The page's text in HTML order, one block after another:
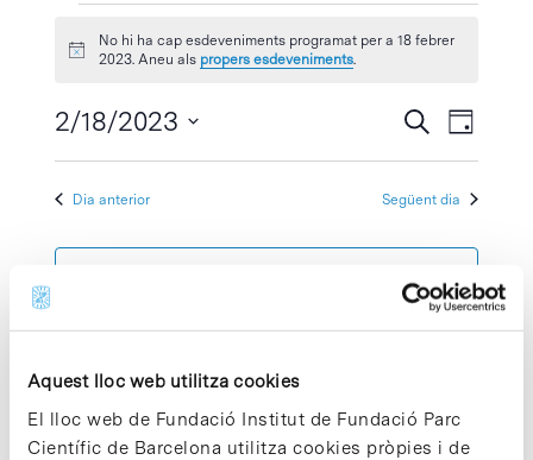
Aquest lloc web utilitza cookies
El lloc web de Fundació Institut de Fundació Parc
Científic de Barcelona utilitza cookies pròpies i de
Esdeveniments
del
18
febrer
2023
Avís
No hi ha cap esdeveniments programat per a 18 febrer
2023. Aneu als propers esdeveniments.
visual
cerca
Cercar
Dia
2/18/2023
Dia anterior Següent dia